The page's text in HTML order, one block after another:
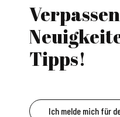
Tipps!
Ich melde mich für